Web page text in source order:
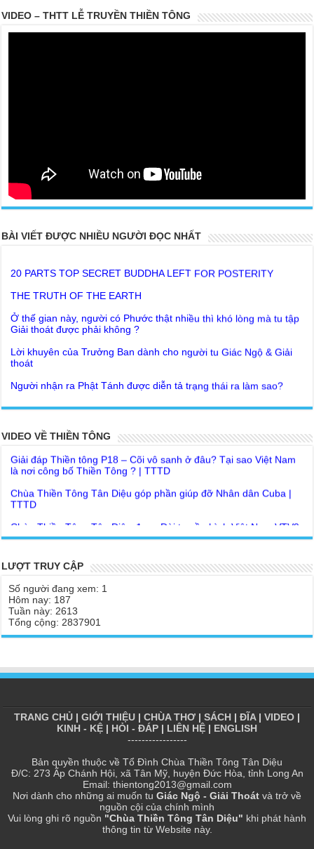
VIDEO – THTT LỄ TRUYỀN THIỀN TÔNG
BÀI VIẾT ĐƯỢC NHIỀU NGƯỜI ĐỌC NHẤT
THE TRUTH OF THE EARTH
Ở thế gian này, người có Phước thật nhiều thì khó lòng mà tu tập
Giải thoát được phải không ?
Lời khuyên của Trưởng Ban dành cho người tu Giác Ngộ & Giải
thoát
Người nhận ra Phật Tánh được diễn tả trạng thái ra làm sao?
Đức Phật dạy về cách tạo Công Đức và Phước Đức
Như Lai dạy về Lời kỉnh nguyện trước khi ăn cơm
Lục Diệu Pháp Môn
Tu theo Thiền tông phải bỏ hết sao?
Đức Phật Hoàng Trần Nhân Tông dạy con trong buổi lễ truyền
Tại sao Ma Vương không làm gì được Đức Phật?
Tinh thần Thiền tông
VIDEO VỀ THIỀN TÔNG
Nguyễn Nhân nói gì?
Giải đáp Thiền tông P18 – Cõi vô sanh ở đâu? Tại sao Việt Nam
là nơi công bố Thiền Tông ? | TTTD
Chùa Thiền Tông Tân Diệu góp phần giúp đỡ Nhân dân Cuba |
TTTD
Chùa Thiền Tông Tân Diệu được Đài truyền hình Việt Nam VTV9
phỏng vấn trực tiếp
Chùa Thiền Tông Tân Diệu - Phóng sự "Gieo duyên giữa mùa lũ"
Chùa Thiền Tông Tân Diệu được Báo Đài Nghệ An đưa tin giúp
Báo VTV, VOV, An Ninh Thủ Đô đưa tin về chùa Thiền Tông Tân
Diệu
Chùa Thiền Tông Tân Diệu tham dự kỷ niệm 100 năm ngày Báo
Giải đáp Thiền tông P17 - Tu Tịnh độ có giải thoát không? Con
người đầu tiên? | TTTD
trong bảo tồn và phát huy di sản văn hóa phi vật thể
Chùa Thiền Tông Tân Diệu được Đài Hà Nội thực hiện phóng sự
Chùa Thiền Tông Tân Diệu thiết thực hưởng ứng tháng nhân đạo
2025 - Báo Đời Sống Pháp Luật
Chùa Thiền Tông Tân Diệu - Giải đáp P16 Thần, Thánh Tiên ăn
gì? Đạo dạy Tu để làm súc sinh?
Phóng sự Nét đẹp về chùa Thiền Tông Tân Diệu - Truyền hình
LƯỢT TRUY CẬP
Số người đang xem: 1
Hôm nay: 187
Tuần này: 2613
Tổng cộng: 2837901
TRANG CHỦ GIỚI THIỆU CHÙA THƠ SÁCH ĐĨA| VIDEO
KINH - KỆ
HỎI - ĐÁP LIÊN HỆ
ENGLISH
-----------------
Bản quyền thuộc về Tổ Đình Chùa Thiền Tông Tân Diệu
Đ/C: 273 Ấp Chánh Hội, xã Tân Mỹ, huyện Đức Hòa, tỉnh Long An
Email: thientong2013@gmail.com
Nơi dành cho những ai muốn tu Giác Ngộ - Giải Thoát và trở về
nguồn cội của chính mình
Vui lòng ghi rõ nguồn "Chùa Thiền Tông Tân Diệu" khi phát hành
thông tin từ Website này.